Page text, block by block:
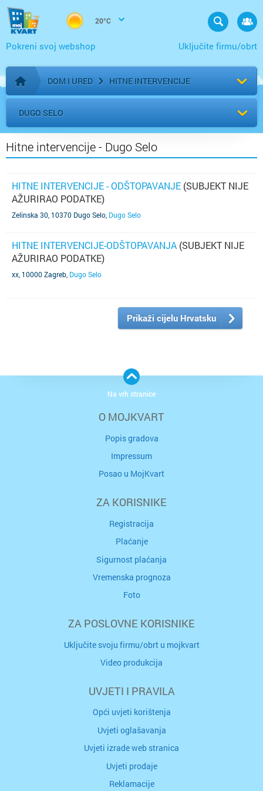
20°C
Uključite firmu/obrt
Pokreni svoj webshop
Početna stranica
DOM I URED HITNE INTERVENCIJE
DUGO SELO
Hitne intervencije - Dugo Selo
HITNE INTERVENCIJE - ODŠTOPAVANJE (SUBJEKT NIJE
AŽURIRAO PODATKE)
Zelinska 30, 10370 Dugo Selo Dugo Selo
HITNE INTERVENCIJE-ODŠTOPAVANJA (SUBJEKT NIJE
AŽURIRAO PODATKE)
xx, 10000 Zagreb Dugo Selo
Prikaži cijelu Hrvatsku
O MOJKVART
Popis gradova
Impressum
Posao u MojKvart
ZA KORISNIKE
Registracija
Plaćanje
Sigurnost plaćanja
Vremenska prognoza
Foto
ZA POSLOVNE KORISNIKE
Uključite svoju firmu/obrt u mojkvart
Video produkcija
UVJETI I PRAVILA
Opći uvjeti korištenja
Uvjeti oglašavanja
Uvjeti izrade web stranica
Uvjeti prodaje
Reklamacije
Na vrh stranice